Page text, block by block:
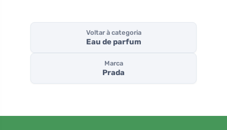
Voltar à categoria
Eau de parfum
Marca
Prada